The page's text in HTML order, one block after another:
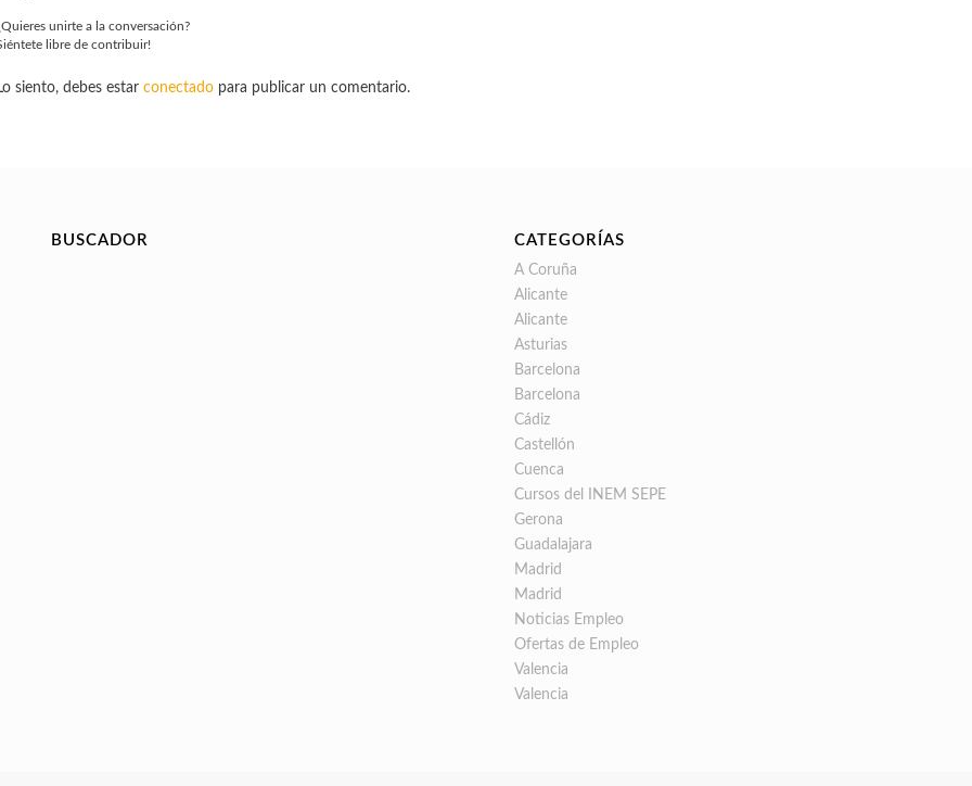
unirte a la conversación?
libre de contribuir!
Lo siento, debes estar conectadopara publicar un comentario.
BUSCADOR CATEGORÍAS
A Coruña
Alicante
Alicante
Asturias
Barcelona
Barcelona
Cádiz
Castellón
Cuenca
Cursos del INEM SEPE
Gerona
Guadalajara
Madrid
Madrid
Noticias Empleo
Ofertas de Empleo
Valencia
Valencia